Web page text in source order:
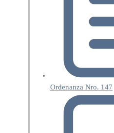
Ordenanza Nro. 147